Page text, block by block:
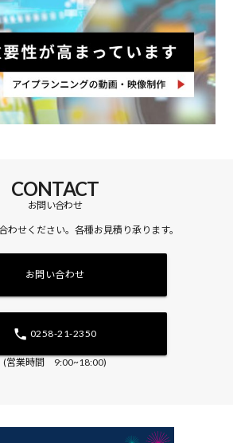
CONTACT
お問い合わせ
わせください。各種お見積り承ります。
お問い合わせ
phone 0258-21-2350
(営業時間 9:00~18:00)